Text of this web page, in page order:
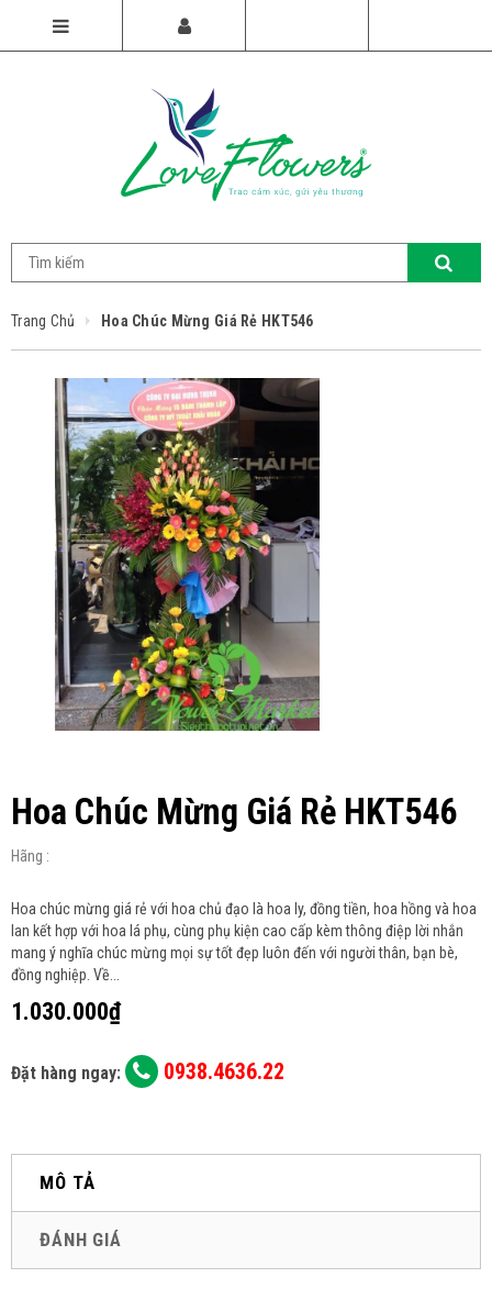
Trang Chủ Hoa Chúc Mừng Giá Rẻ HKT546
Hoa Chúc Mừng Giá Rẻ HKT546
Hãng :
Hoa chúc mừng giá rẻ với hoa chủ đạo là hoa ly, đồng tiền, hoa hồng và hoa
lan kết hợp với hoa lá phụ, cùng phụ kiện cao cấp kèm thông điệp lời nhắn
mang ý nghĩa chúc mừng mọi sự tốt đẹp luôn đến với người thân, bạn bè,
đồng nghiệp. Về...
1.030.000₫
Đặt hàng ngay: 0938.4636.22
MÔ TẢ
ĐÁNH GIÁ